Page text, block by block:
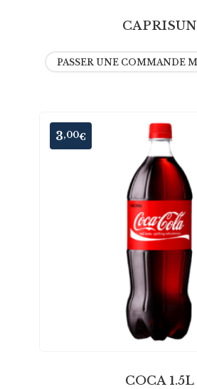
CAPRISUN
PASSER UNE COMMANDE
COCA 1.5L
3,00€